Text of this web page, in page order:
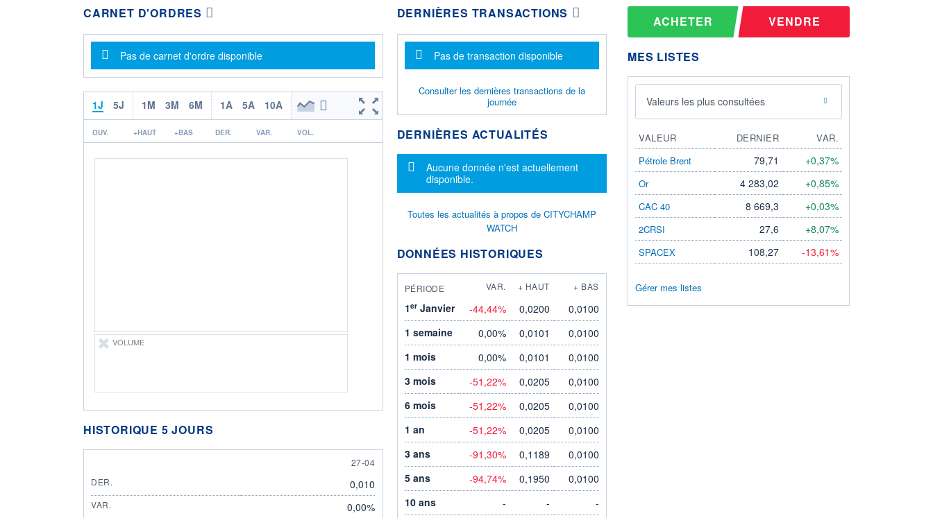
CARNET D'ORDRES
Message d'information
Pas de carnet d'ordre disponible
1J 5J 1M 3M 6M 1A 5A 10A
OUV. +HAUT +BAS DER. VAR. VOL.
VOLUME
HISTORIQUE 5 JOURS
27 APRIL
27-04
DER.
0,010
VAR. 0,00%
DERNIÈRES TRANSACTIONS
Message d'information
Pas de transaction disponible
Consulter les dernières transactions de la
journée
DERNIÈRES ACTUALITÉS
Message d'information
Aucune donnée n'est actuellement
disponible.
Toutes les actualités à propos de CITYCHAMP
WATCH
DONNÉES HISTORIQUES
PÉRIODE VAR. + HAUT + BAS
1erJanvier -44,44% 0,0200
0,0100
1 semaine
0,00% 0,0101
0,0100
1 mois
0,00% 0,0101
0,0100
3 mois
-51,22% 0,0205
0,0100
6 mois
-51,22% 0,0205
0,0100
1 an
-51,22% 0,0205
0,0100
3 ans
-91,30% 0,1189
0,0100
5 ans
-94,74% 0,1950
0,0100
10 ans
- -
-
ACHETER VENDRE
MES LISTES
Valeurs les plus consultées
VALEUR DERNIER
VAR.
Pétrole Brent
79,71 +0,37%
Or 4 283,02 +0,85%
CAC 40 8 669,3 +0,03%
2CRSI 27,6 +8,07%
SPACEX 108,27 -13,61%
Gérer mes listes